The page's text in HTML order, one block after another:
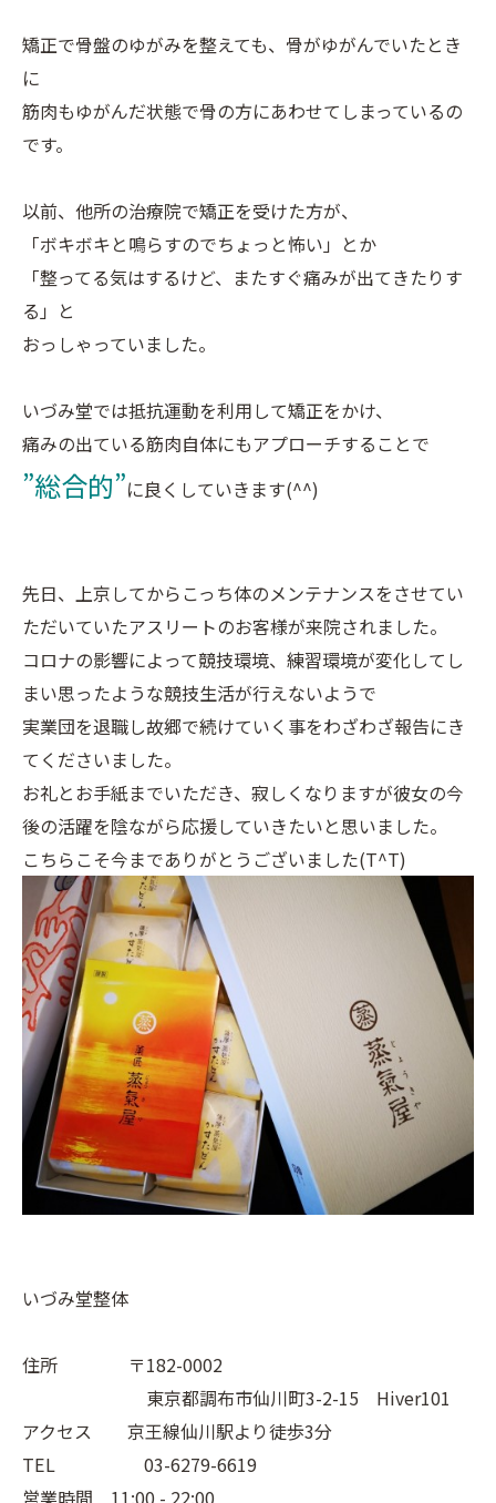
矯正で骨盤のゆがみを整えても、骨がゆがんでいたとき
に
筋肉もゆがんだ状態で骨の方にあわせてしまっているの
です。
以前、他所の治療院で矯正を受けた方が、
「ボキボキと鳴らすのでちょっと怖い」とか
「整ってる気はするけど、またすぐ痛みが出てきたりす
る」と
おっしゃっていました。
いづみ堂では抵抗運動を利用して矯正をかけ、
痛みの出ている筋肉自体にもアプローチすることで
”総合的”に良くしていきます(^^)
先日、上京してからこっち体のメンテナンスをさせてい
ただいていたアスリートのお客様が来院されました。
コロナの影響によって競技環境、練習環境が変化してし
まい思ったような競技生活が行えないようで
実業団を退職し故郷で続けていく事をわざわざ報告にき
てくださいました。
お礼とお手紙までいただき、寂しくなりますが彼女の今
後の活躍を陰ながら応援していきたいと思いました。
こちらこそ今までありがとうございました(T^T)
いづみ堂整体
住所 〒182-0002
東京都調布市仙川町3-2-15 Hiver101
アクセス 京王線仙川駅より徒歩3分
TEL 03-6279-6619
営業時間 11:00 - 22:00